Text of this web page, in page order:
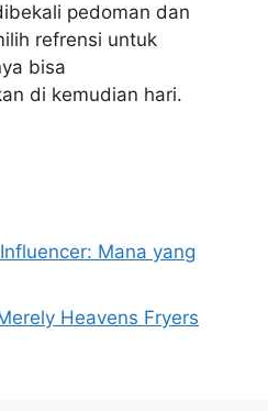
pedoman dan
refrensi untuk
bisa
di kemudian hari.
Mana yang
Heavens Fryers